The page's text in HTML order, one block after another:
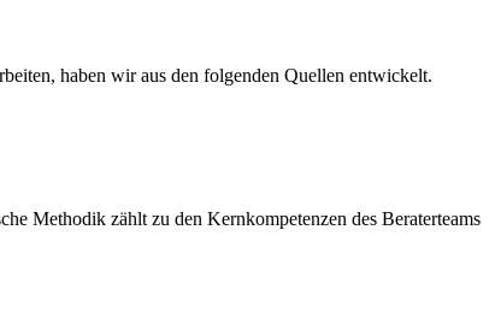
haben wir aus den folgenden Quellen entwickelt.
Methodik zählt zu den Kernkompetenzen des Beraterteams